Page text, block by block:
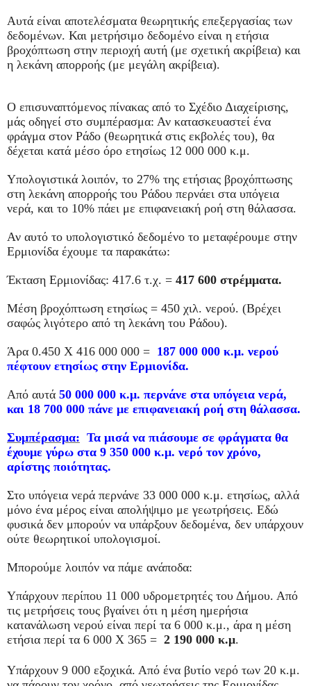
Αυτά είναι αποτελέσματα θεωρητικής επεξεργασίας των
δεδομένων. Και μετρήσιμο δεδομένο είναι η ετήσια
βροχόπτωση στην περιοχή αυτή (με σχετική ακρίβεια) και
η λεκάνη απορροής (με μεγάλη ακρίβεια).
Ο επισυναπτόμενος πίνακας από το Σχέδιο Διαχείρισης,
μάς οδηγεί στο συμπέρασμα: Αν κατασκευαστεί ένα
φράγμα στον Ράδο (θεωρητικά στις εκβολές του), θα
δέχεται κατά μέσο όρο ετησίως 12 000 000 κ.μ.
Υπολογιστικά λοιπόν, το 27% της ετήσιας βροχόπτωσης
στη λεκάνη απορροής του Ράδου περνάει στα υπόγεια
νερά, και το 10% πάει με επιφανειακή ροή στη θάλασσα.
Αν αυτό το υπολογιστικό δεδομένο το μεταφέρουμε στην
Ερμιονίδα έχουμε τα παρακάτω:
Έκταση Ερμιονίδας: 417.6 τ.χ. = 417 600 στρέμματα.
Μέση βροχόπτωση ετησίως = 450 χιλ. νερού. (Βρέχει
σαφώς λιγότερο από τη λεκάνη του Ράδου).
Άρα 0.450 Χ 416 000 000 = 187 000 000 κ.μ. νερού
πέφτουν ετησίως στην Ερμιονίδα.
Από αυτά 50 000 000 κ.μ. περνάνε στα υπόγεια νερά,
και 18 700 000 πάνε με επιφανειακή ροή στη θάλασσα.
Συμπέρασμα: Τα μισά να πιάσουμε σε φράγματα θα
έχουμε γύρω στα 9 350 000 κ.μ. νερό τον χρόνο,
αρίστης ποιότητας.
Στο υπόγεια νερά περνάνε 33 000 000 κ.μ. ετησίως, αλλά
μόνο ένα μέρος είναι απολήψιμο με γεωτρήσεις. Εδώ
φυσικά δεν μπορούν να υπάρξουν δεδομένα, δεν υπάρχουν
ούτε θεωρητικοί υπολογισμοί.
Μπορούμε λοιπόν να πάμε ανάποδα:
Υπάρχουν περίπου 11 000 υδρομετρητές του Δήμου. Από
τις μετρήσεις τους βγαίνει ότι η μέση ημερήσια
κατανάλωση νερού είναι περί τα 6 000 κ.μ., άρα η μέση
ετήσια περί τα 6 000 Χ 365 = 2 190 000 κ.μ.
Υπάρχουν 9 000 εξοχικά. Από ένα βυτίο νερό των 20 κ.μ.